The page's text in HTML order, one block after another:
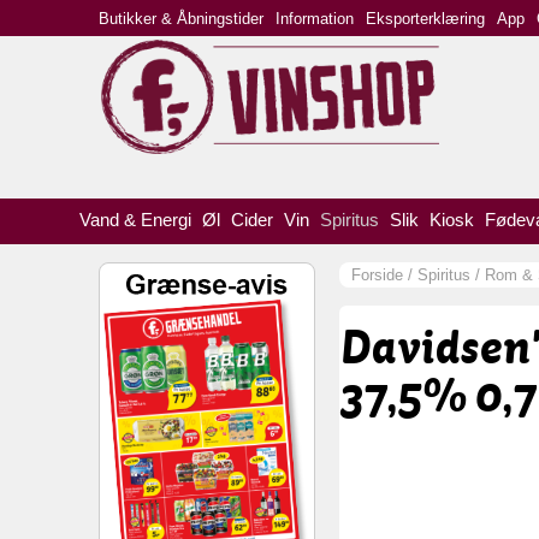
Vand & Energi Øl Cider Vin Spiritus Slik Kiosk
Forside / Spiritus / Rom &
37,5%
Butikker & Åbningstider Information Eksporterklæring App